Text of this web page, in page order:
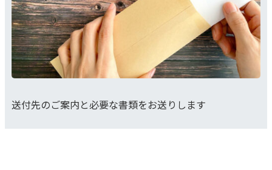
送付先のご案内と必要な書類をお送りします